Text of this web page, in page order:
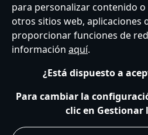
Atención al Cliente Términos de Uso
Mapa del Sitio
Política de Privacidad
Gestionar su configuración de cookies
Accessibility
© Disney © Disney•Pixar © & ™ Lucasfilm LTD
para personalizar contenido
otros sitios web, aplicaciones
proporcionar funciones de
información aquí.
¿Está dispuesto a
Para cambiar la
clic en Gestionar